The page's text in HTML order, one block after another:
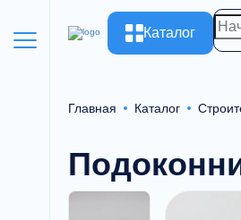
Каталог
Главная Каталог